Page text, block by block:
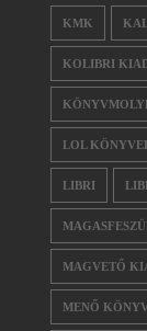
KMK
KOLIBRI
LOL
LIBRI
MAGVETŐ
MENŐ